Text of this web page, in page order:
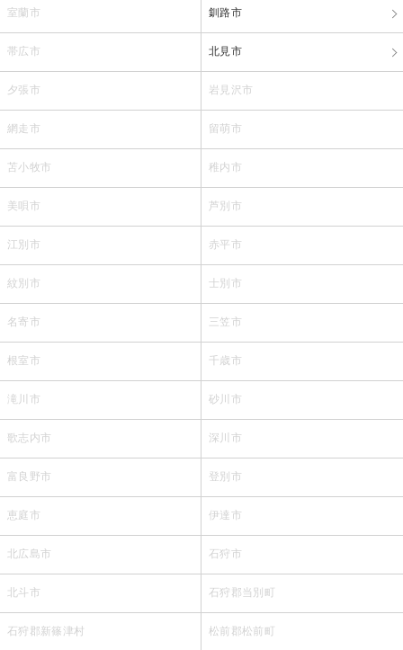
室蘭市 釧路市
帯広市 北見市
夕張市 岩見沢市
網走市 留萌市
苫小牧市 稚内市
美唄市 芦別市
江別市 赤平市
紋別市 士別市
名寄市 三笠市
根室市 千歳市
滝川市 砂川市
歌志内市 深川市
富良野市 登別市
恵庭市 伊達市
北広島市 石狩市
北斗市 石狩郡当別町
石狩郡新篠津村 松前郡松前町